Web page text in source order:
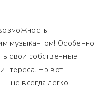
музыкантом! Особенно
свои собственные
Но вот
не всегда легко